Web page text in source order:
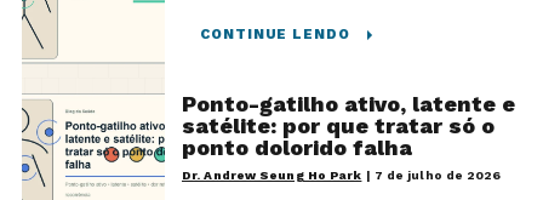
CONTINUE LENDO
Ponto-gatilho ativo, latente e
satélite: por que tratar só o
ponto dolorido falha
Dr. Andrew Seung Ho Park | 7 de julho de 2026